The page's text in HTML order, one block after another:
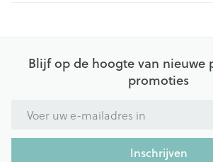
Blijf op de hoogte van nieuwe
promoties
Inschrijven